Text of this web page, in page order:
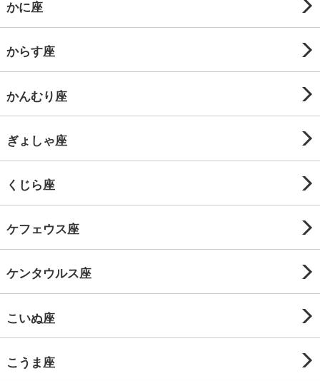
かに座
からす座
かんむり座
ぎょしゃ座
くじら座
ケフェウス座
ケンタウルス座
こいぬ座
こうま座